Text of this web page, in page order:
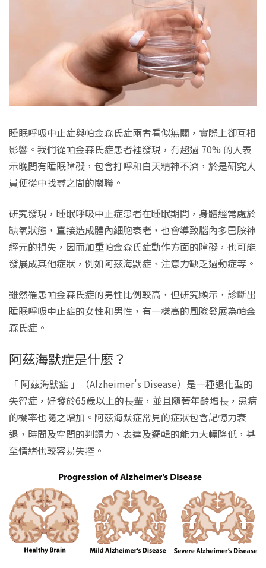
睡眠呼吸中止症與帕金森氏症兩者看似無關，實際上卻互相
影響。我們從帕金森氏症患者裡發現，有超過 70% 的人表
示晚間有睡眠障礙，包含打呼和白天精神不濟，於是研究人
員便從中找尋之間的關聯。
研究發現，睡眠呼吸中止症患者在睡眠期間，身體經常處於
缺氧狀態，直接造成體內細胞衰老，也會導致腦內多巴胺神
經元的損失，因而加重帕金森氏症動作方面的障礙，也可能
發展成其他症狀，例如阿茲海默症、注意力缺乏過動症等。
雖然罹患帕金森氏症的男性比例較高，但研究顯示，診斷出
睡眠呼吸中止症的女性和男性，有一樣高的風險發展為帕金
森氏症。
阿茲海默症是什麼？
「 阿茲海默症 」（Alzheimer's Disease）是一種退化型的
失智症，好發於65歲以上的長輩，並且隨著年齡增長，患病
的機率也隨之增加。阿茲海默症常見的症狀包含記憶力衰
退，時間及空間的判讀力、表達及邏輯的能力大幅降低，甚
至情緒也較容易失控。